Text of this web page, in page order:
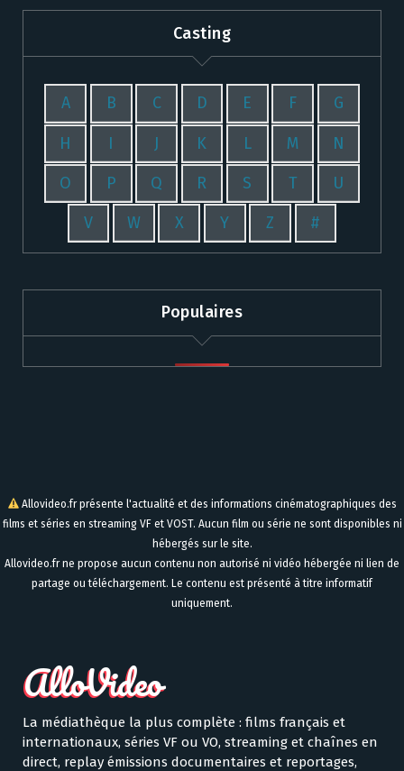
Casting
A B C D E F G
H I J K L M N
O P Q R S T U
V W X Y Z #
Populaires
Allovideo.fr présente l'actualité et des informations cinématographiques des
films et séries en streaming VF et VOST. Aucun film ou série ne sont disponibles ni
hébergés sur le site.
Allovideo.fr ne propose aucun contenu non autorisé ni vidéo hébergée ni lien de
partage ou téléchargement. Le contenu est présenté à titre informatif
uniquement.
La médiathèque la plus complète : films français et
internationaux, séries VF ou VO, streaming et chaînes en
direct, replay émissions documentaires et reportages,